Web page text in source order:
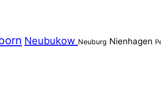
Neubukow Neuburg Nienhagen